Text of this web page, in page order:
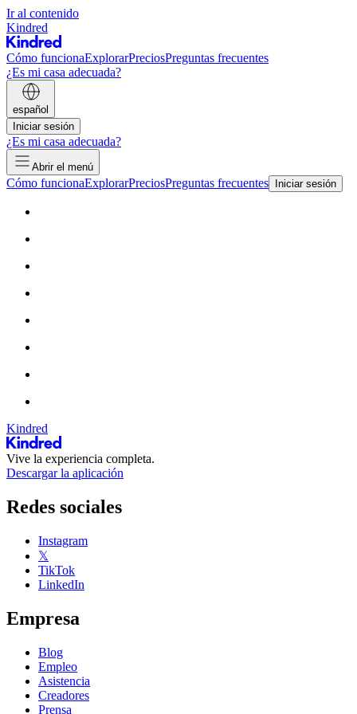
Ir al contenido
Kindred
Cómo funcionaExplorarPreciosPreguntas frecuentes
¿Es mi casa adecuada?
español
Iniciar sesión
¿Es mi casa adecuada?
Abrir el menú
Cómo funcionaExplorarPreciosPreguntas frecuentes Iniciar sesión
Kindred
Vive la experiencia completa.
Descargar la aplicación
Redes sociales
Instagram
𝕏
TikTok
LinkedIn
Empresa
Blog
Empleo
Asistencia
Creadores
Prensa